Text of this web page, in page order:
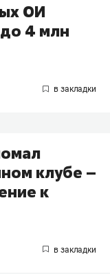
ОИ
4 млн
клубе –
к